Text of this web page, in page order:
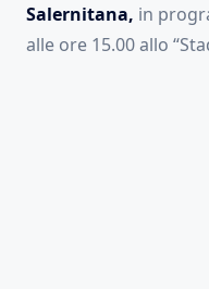
Salernitana, in
alle ore 15.00 allo